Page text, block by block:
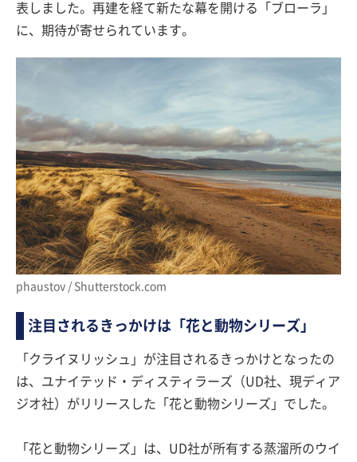
表しました。再建を経て新たな幕を開ける「ブローラ」
に、期待が寄せられています。
phaustov / Shutterstock.com
注目されるきっかけは「花と動物シリーズ」
「クライヌリッシュ」が注目されるきっかけとなったの
は、ユナイテッド・ディスティラーズ（UD社、現ディア
ジオ社）がリリースした「花と動物シリーズ」でした。
「花と動物シリーズ」は、UD社が所有する蒸溜所のウイ